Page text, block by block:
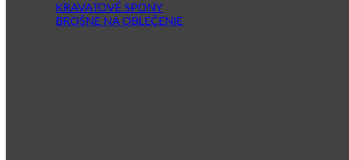
KRAVATOVÉ SPONY
BROŠNE NA OBLEČENIE